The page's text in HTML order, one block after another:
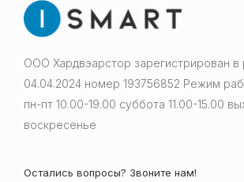
ООО Хардвэарстор зарегистрирован в
04.04.2024 номер 193756852 Режим
пн-пт 10.00-19.00 суббота 11.00-15.00
воскресенье
Остались вопросы? Звоните нам!